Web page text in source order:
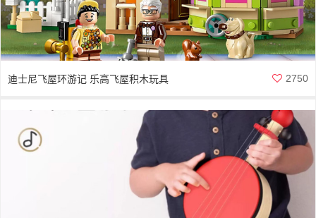
迪士尼飞屋环游记 乐高飞屋积木玩具 2750